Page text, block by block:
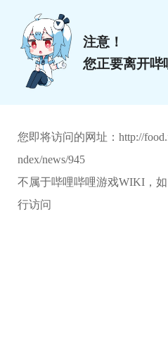
注意！
您正要离开
您即将访问的网址： http://
ndex/news/945
不属于哔哩哔哩游戏WIKI，
行访问